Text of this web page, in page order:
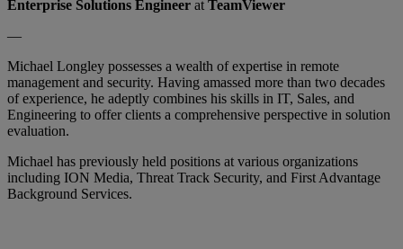
Enterprise Solutions Engineer at TeamViewer
—
Michael Longley possesses a wealth of expertise in remote
management and security. Having amassed more than two decades
of experience, he adeptly combines his skills in IT, Sales, and
Engineering to offer clients a comprehensive perspective in solution
evaluation.
Michael has previously held positions at various organizations
including ION Media, Threat Track Security, and First Advantage
Background Services.